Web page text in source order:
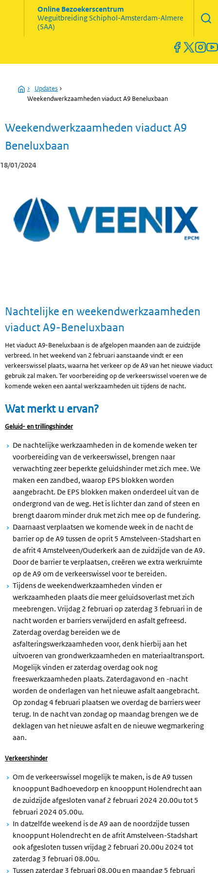
Online Bezoekerscentrum
WeguitbreidingSchiphol-Amsterdam-Almere
(SAA)
Home
› Updates ›
Weekendwerkzaamheden viaduct A9 Beneluxbaan
Weekendwerkzaamheden viaduct A9
Beneluxbaan
18/01/2024
Nachtelijke en weekendwerkzaamheden
viaduct A9-Beneluxbaan
Het viaduct A9-Beneluxbaan is de afgelopen maanden aan de zuidzijde
verbreed. In het weekend van 2 februari aanstaande vindt er een
verkeerswissel plaats, waarna het verkeer op de A9 van het nieuwe viaduct
gebruik zal maken. Ter voorbereiding op de verkeerswissel voeren we de
komende weken een aantal werkzaamheden uit tijdens de nacht.
Wat merkt u ervan?
Geluid- en trillingshinder
De nachtelijke werkzaamheden in de komende weken ter
voorbereiding van de verkeerswissel, brengen naar
verwachting zeer beperkte geluidshinder met zich mee. We
maken een zandbed, waarop EPS blokken worden
aangebracht. De EPS blokken maken onderdeel uit van de
ondergrond van de weg. Het is lichter dan zand of steen en
brengt daarom minder druk met zich mee op de fundering.
Daarnaast verplaatsen we komende week in de nacht de
barrier op de A9 tussen de oprit 5 Amstelveen-Stadshart en
de afrit 4 Amstelveen/Ouderkerk aan de zuidzijde van de A9.
Door de barrier te verplaatsen, creëren we extra werkruimte
op de A9 om de verkeerswissel voor te bereiden.
Tijdens de weekendwerkzaamheden vinden er
werkzaamheden plaats die meer geluidsoverlast met zich
meebrengen. Vrijdag 2 februari op zaterdag 3 februari in de
nacht worden er barriers verwijderd en asfalt gefreesd.
Zaterdag overdag bereiden we de
asfalteringswerkzaamheden voor, denk hierbij aan het
uitvoeren van grondwerkzaamheden en materiaaltransport.
Mogelijk vinden er zaterdag overdag ook nog
freeswerkzaamheden plaats. Zaterdagavond en -nacht
worden de onderlagen van het nieuwe asfalt aangebracht.
Op zondag 4 februari plaatsen we overdag de barriers weer
terug. In de nacht van zondag op maandag brengen we de
deklagen van het nieuwe asfalt en de nieuwe wegmarkering
aan.
Verkeershinder
Om de verkeerswissel mogelijk te maken, is de A9 tussen
knooppunt Badhoevedorp en knooppunt Holendrecht aan
de zuidzijde afgesloten vanaf 2 februari 2024 20.00u tot 5
februari 2024 05.00u.
In datzelfde weekend is de A9 aan de noordzijde tussen
knooppunt Holendrecht en de afrit Amstelveen-Stadshart
ook afgesloten tussen vrijdag 2 februari 20.00u 2024 tot
zaterdag 3 februari 08.00u.
Tussen zaterdag 3 februari 08.00u en maandag 5 februari